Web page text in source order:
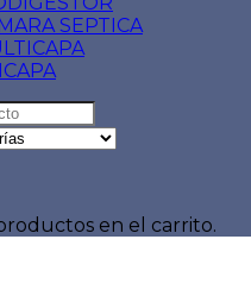
SEPTICA
en el carrito.